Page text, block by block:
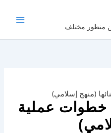
منظور مختلف
الثقة بالنفس: 7 خطوات عملية